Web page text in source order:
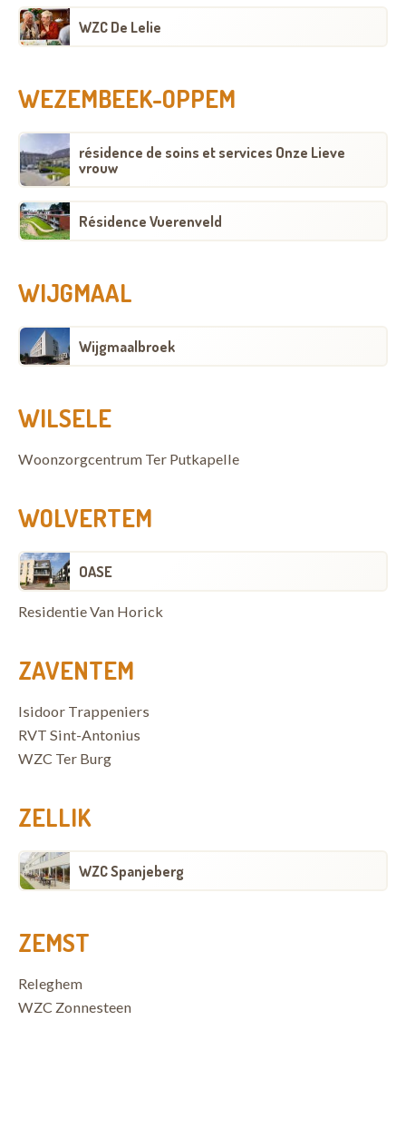
WZC De Lelie
WEZEMBEEK-OPPEM
résidence de soins et services Onze Lieve
vrouw
Résidence Vuerenveld
WIJGMAAL
Wijgmaalbroek
WILSELE
Woonzorgcentrum Ter Putkapelle
WOLVERTEM
OASE
Residentie Van Horick
ZAVENTEM
Isidoor Trappeniers
RVT Sint-Antonius
WZC Ter Burg
ZELLIK
WZC Spanjeberg
ZEMST
Releghem
WZC Zonnesteen